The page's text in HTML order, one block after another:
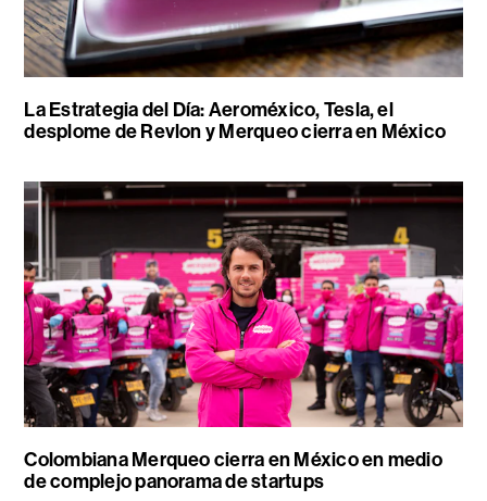
La Estrategia del Día: Aeroméxico, Tesla, el
desplome de Revlon y Merqueo cierra en México
Colombiana Merqueo cierra en México en medio
de complejo panorama de startups